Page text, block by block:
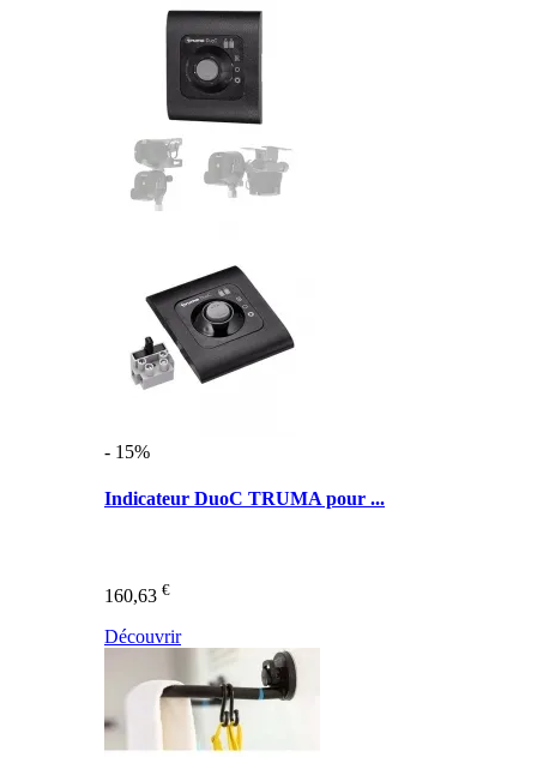
- 15%
Indicateur DuoC TRUMA pour ...
160,63 €
Découvrir